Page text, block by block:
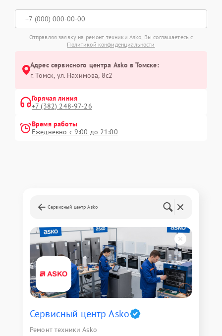
Отправляя заявку на ремонт техники Asko, Вы соглашаетесь с
Политикой конфиденциальности
Адрес сервисного центра Asko в Томске:
г. Томск, ул. Нахимова, 8с2
Горячая линия
+7 (382) 248-97-26
Время работы
Ежедневно с 9:00 до 21:00
Сервисный центр Asko
Сервисный центр Asko
Ремонт техники Asko